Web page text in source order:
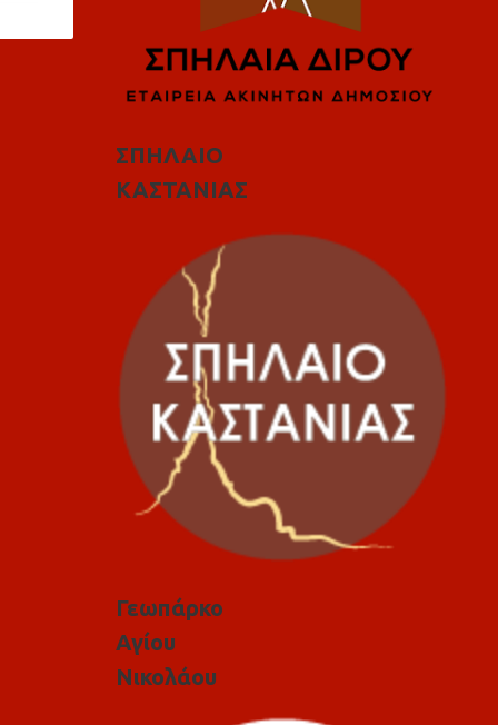
ΣΠΗΛΑΙΟ
ΚΑΣΤΑΝΙΑΣ
Γεωπάρκο
Αγίου
Νικολάου